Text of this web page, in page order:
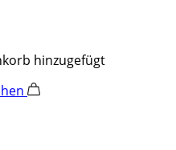
hinzugefügt